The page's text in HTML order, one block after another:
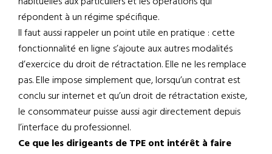
répondent à un régime spécifique.
Il faut aussi rappeler un point utile en pratique : cette
fonctionnalité en ligne s’ajoute aux autres modalités
d’exercice du droit de rétractation. Elle ne les remplace
pas. Elle impose simplement que, lorsqu’un contrat est
conclu sur internet et qu’un droit de rétractation existe,
le consommateur puisse aussi agir directement depuis
l’interface du professionnel.
Ce que les dirigeants de TPE ont intérêt à faire